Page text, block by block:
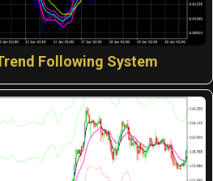
Following System